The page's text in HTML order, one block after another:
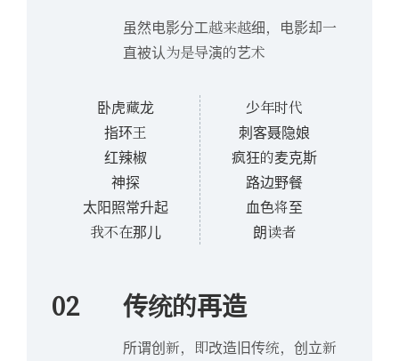
虽然电影分工越来越细，电影却一
直被认为是导演的艺术
卧虎藏龙
指环王
红辣椒
神探
太阳照常升起
我不在那儿
少年时代
刺客聂隐娘
疯狂的麦克斯
路边野餐
血色将至
朗读者
02 传统的再造
所谓创新，即改造旧传统，创立新